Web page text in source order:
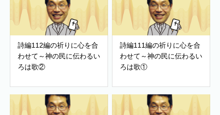
詩編112編の祈りに心を合
わせて～神の民に伝わるい
ろは歌②
詩編111編の祈りに心を合
わせて～神の民に伝わるい
ろは歌①